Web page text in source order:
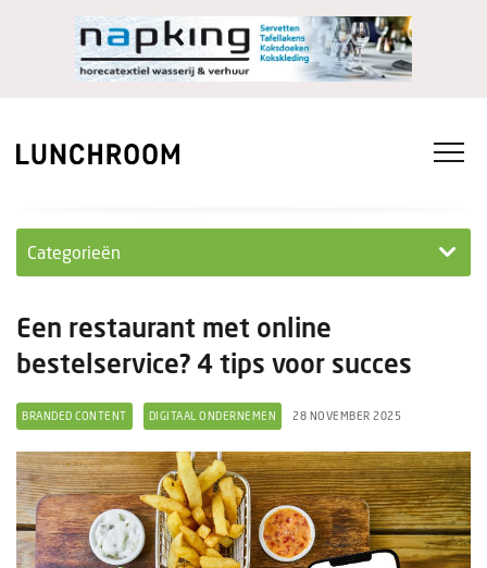
Categorieën
Ondernemen in...
Ondernemen
Nieuwe lunchrooms
Columns
Groots ondernemen
Een restaurant met online
bestelservice? 4 tips voor succes
BRANDED CONTENT DIGITAAL ONDERNEMEN 28 NOVEMBER 2025